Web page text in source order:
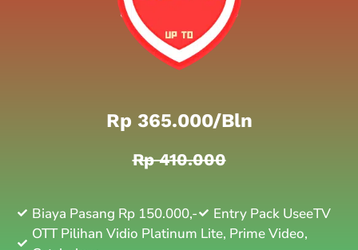
Rp 365.000/bln
Rp 410.000
Biaya Pasang Rp 150.000,-
Entry Pack UseeTV
OTT Pilihan Vidio Platinum Lite, Prime Video,